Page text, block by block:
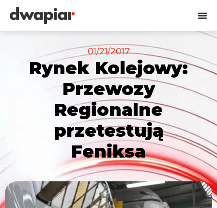
01/21/2017
Rynek Kolejowy:
Przewozy
Regionalne
przetestują
Feniksa